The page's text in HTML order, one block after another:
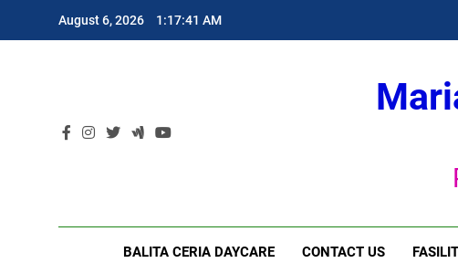
August 6, 2026 1:17:42 AM
BALITA CERIA DAYCARE CONTACT US